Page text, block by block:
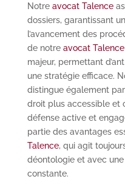
Notre avocat Talence
dossiers, garantissant
l’avancement des
de notre avocat Talence
majeur, permettant
une stratégie efficace.
distingue également
droit plus accessible et
défense active et
partie des avantages
Talence, qui agit
déontologie et avec
constante.